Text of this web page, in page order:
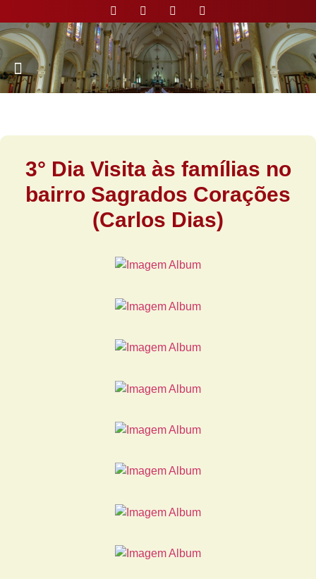
3° Dia Visita às famílias no
bairro Sagrados Corações
(Carlos Dias)